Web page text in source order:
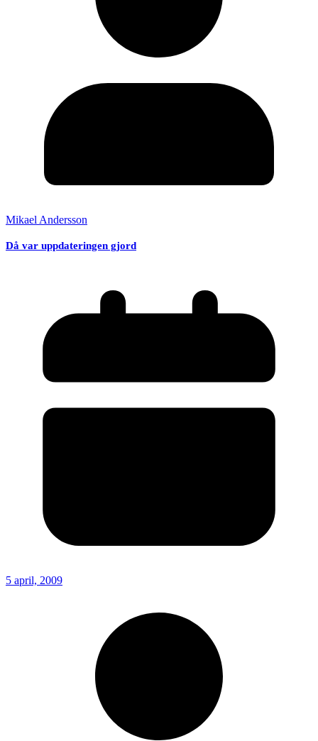
Mikael Andersson
Då var uppdateringen gjord
5 april, 2009